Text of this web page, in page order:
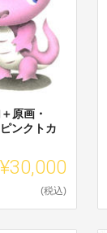
原画・
ンクトカ
¥30,000
(税込)